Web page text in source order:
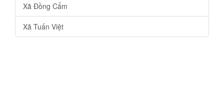
Xã Đồng Cẩm
Xã Tuấn Việt